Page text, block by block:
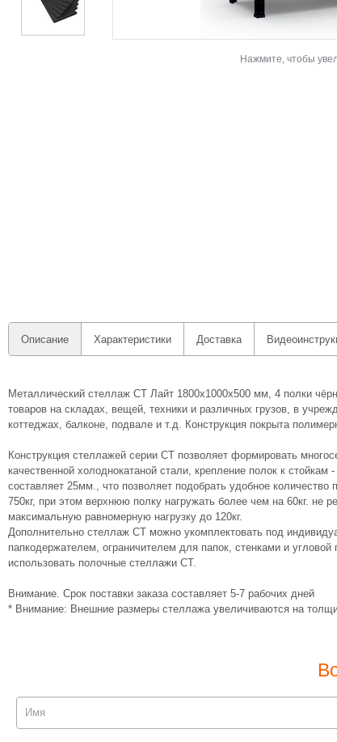
Нажмите, чтобы
Описание Характеристики Доставка
Металлический стеллаж СТ Лайт 1800х1000х500 мм, 4 полки
товаров на складах, вещей, техники и различных грузов, в
коттеджах, балконе, подвале и т.д. Конструкция покрыта
Конструкция стеллажей серии СТ позволяет формировать
качественной холоднокатаной стали, крепление полок к
составляет 25мм., что позволяет подобрать удобное
750кг, при этом верхнюю полку нагружать более чем на 60кг. не
максимальную равномерную нагрузку до 120кг.
Дополнительно стеллаж СТ можно укомплектовать под
папкодержателем, ограничителем для папок, стенками и
использовать полочные стеллажи СТ.
Внимание. Срок поставки заказа составляет 5-7 рабочих дней
* Внимание: Внешние размеры стеллажа увеличиваются на